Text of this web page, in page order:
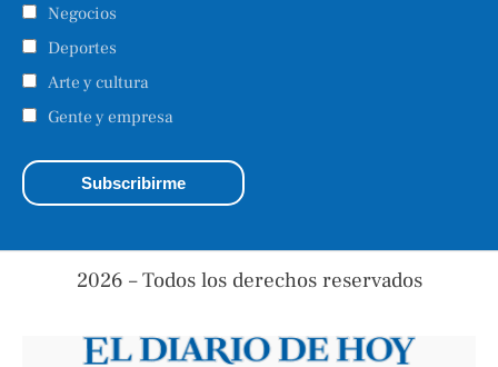
Negocios
Deportes
Arte y cultura
Gente y empresa
2026 – Todos los derechos reservados